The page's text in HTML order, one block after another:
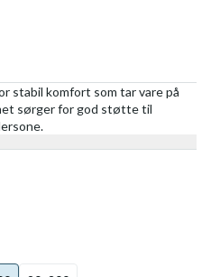
stabil komfort som tar vare på
sørger for god støtte til